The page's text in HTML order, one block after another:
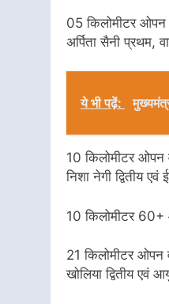
05 किलोमीटर ओपन
अर्पिता सैनी प्रथम,
ये भी पढ़ें:
10 किलोमीटर ओपन
निशा नेगी द्वितीय एवं
10 किलोमीटर 60+
21 किलोमीटर ओपन
खोलिया द्वितीय एवं